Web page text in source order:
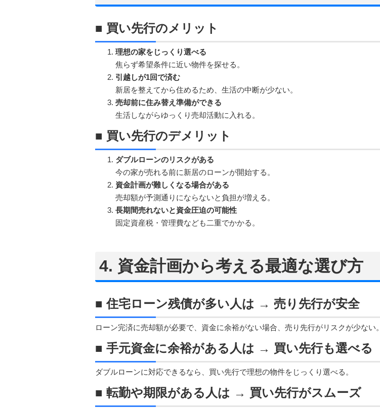
■ 買い先行のメリット
理想の家をじっくり選べる
焦らず希望条件に近い物件を探せる。
引越しが1回で済む
新居を整えてから住めるため、生活の中断が少ない。
売却前に住み替え準備ができる
生活しながらゆっくり売却活動に入れる。
■ 買い先行のデメリット
ダブルローンのリスクがある
今の家が売れる前に新居のローンが開始する。
資金計画が難しくなる場合がある
売却額が予測通りにならないと負担が増える。
長期間売れないと資金圧迫の可能性
固定資産税・管理費なども二重でかかる。
4. 資金計画から考える最適な選び方
■ 住宅ローン残債が多い人は → 売り先行が安全
ローン完済に売却額が必要で、資金に余裕がない場合、売り先行がリスクが少ない。
■ 手元資金に余裕がある人は → 買い先行も選べる
ダブルローンに対応できるなら、買い先行で理想の物件をじっくり選べる。
■ 転勤や期限がある人は → 買い先行がスムーズ